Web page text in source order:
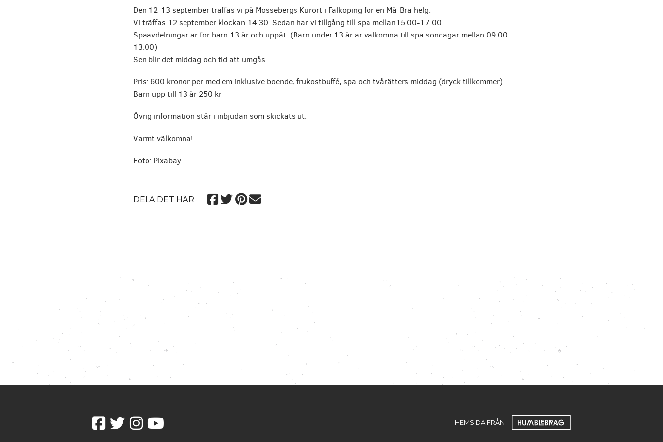
Den 12-13 september träffas vi på Mössebergs Kurort i Falköping för en Må-Bra helg.
Vi träffas 12 september klockan 14.30. Sedan har vi tillgång till spa mellan15.00-17.00.
Spaavdelningar är för barn 13 år och uppåt. (Barn under 13 år är välkomna till spa söndagar mellan 09.00-
13.00)
Sen blir det middag och tid att umgås.
Pris: 600 kronor per medlem inklusive boende, frukostbuffé, spa och tvårätters middag (dryck tillkommer).
Barn upp till 13 år 250 kr
Övrig information står i inbjudan som skickats ut.
Varmt välkomna!
Foto: Pixabay
DELA DET HÄR
FacebookTwitterInstagram HEMSIDA FRÅN